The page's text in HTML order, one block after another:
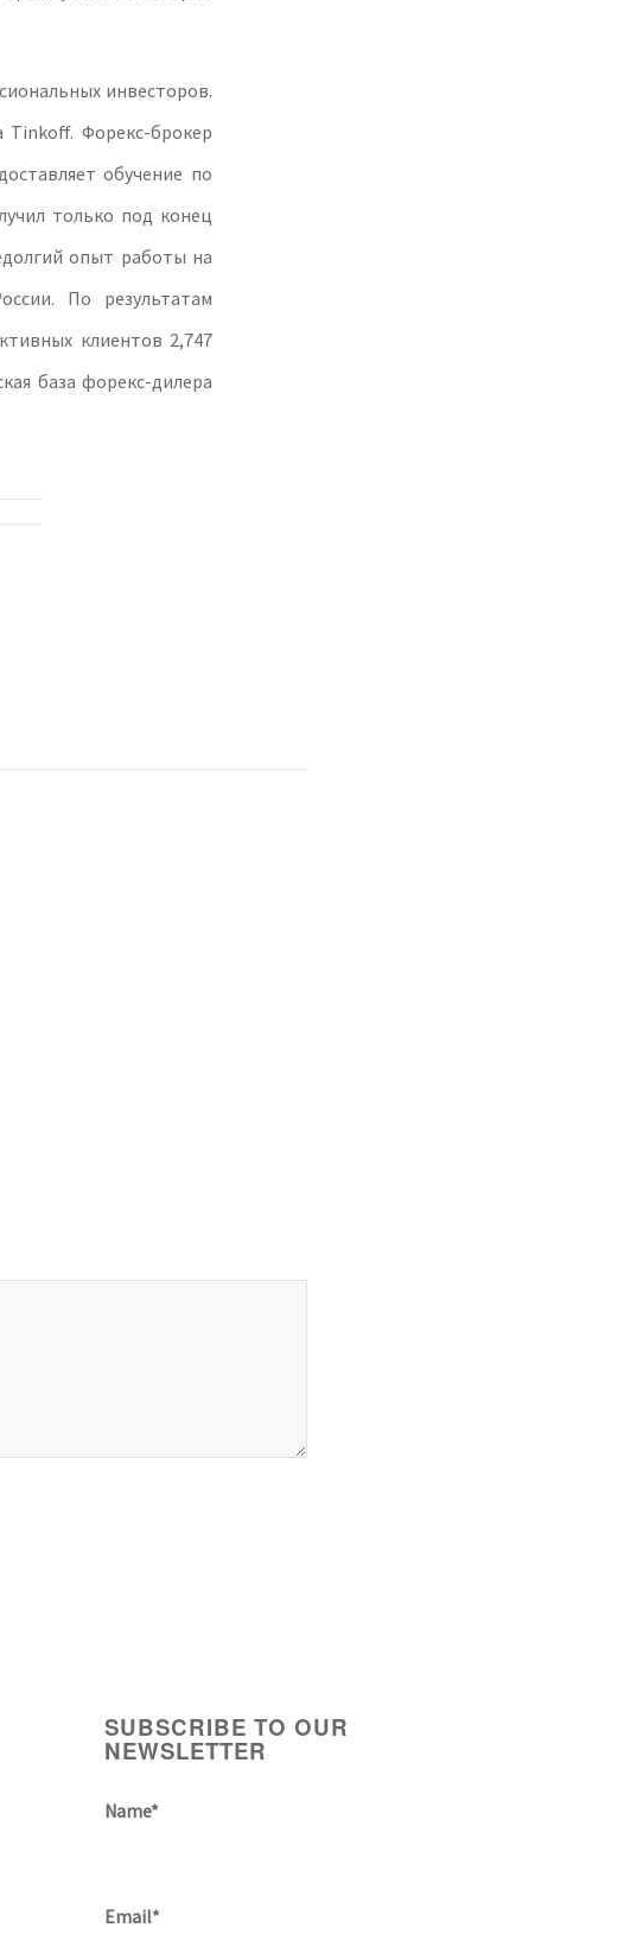
инвесторов.
Tinkoff. Форекс-брокер
обучение по
только под конец
опыт работы на
По результатам
клиентов 2,747
база форекс-дилера
SUBSCRIBE TO OUR
NEWSLETTER
Name*
Email*